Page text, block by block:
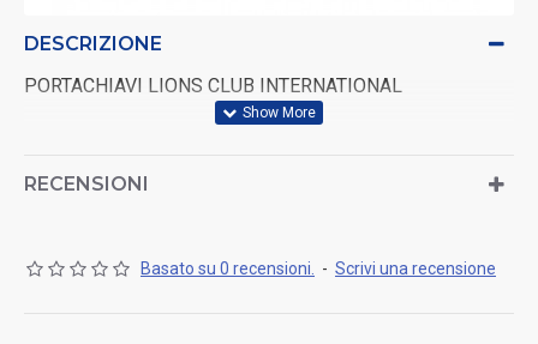
DESCRIZIONE
PORTACHIAVI LIONS CLUB INTERNATIONAL
RECENSIONI
Basato su 0 recensioni. - Scrivi una recensione